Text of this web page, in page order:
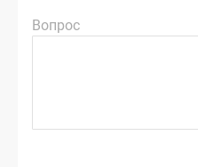
Вопрос